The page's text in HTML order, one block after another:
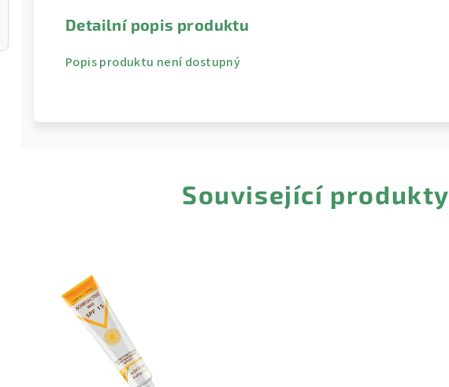
Detailní popis produktu
Popis produktu není dostupný
Související produkty